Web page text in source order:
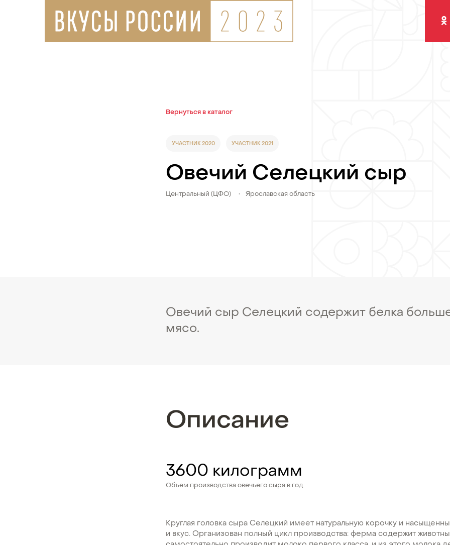
Вернуться в каталог
УЧАСТНИК 2020 УЧАСТНИК 2021
Овечий Селецкий сыр
Центральный (ЦФО) • Ярославская область
Овечий сыр Селецкий содержит белка
мясо.
Описание
3600 килограмм
Объем производства овечьего сыра в год
Круглая головка сыра Селецкий имеет натуральную корочку и
и вкус. Организован полный цикл производства: ферма содержит